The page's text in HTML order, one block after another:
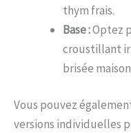
thym frais.
Base :Optez
croustillant
brisée
Vous pouvez
versions individuelles